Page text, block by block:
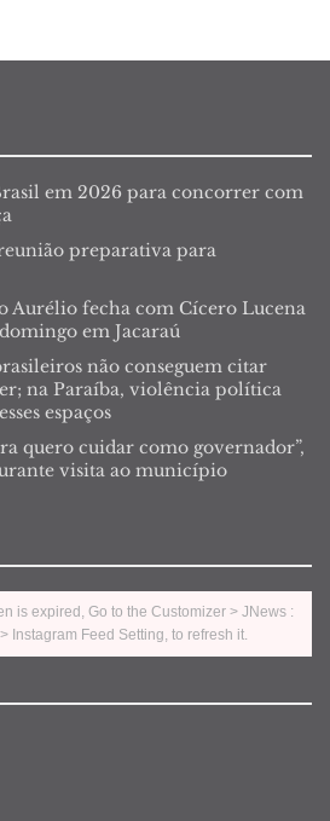
em 2026 para concorrer com
preparativa para
Aurélio fecha com Cícero Lucena
em Jacaraú
não conseguem citar
na Paraíba, violência política
espaços
quero cuidar como governador”,
visita ao município
is expired, Go to the Customizer > JNews :
Instagram Feed Setting, to refresh it.